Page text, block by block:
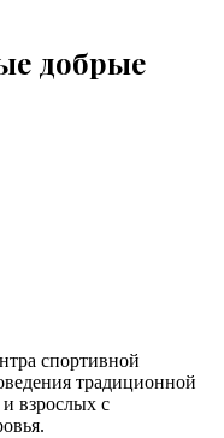
добрые
спортивной
традиционной
взрослых с